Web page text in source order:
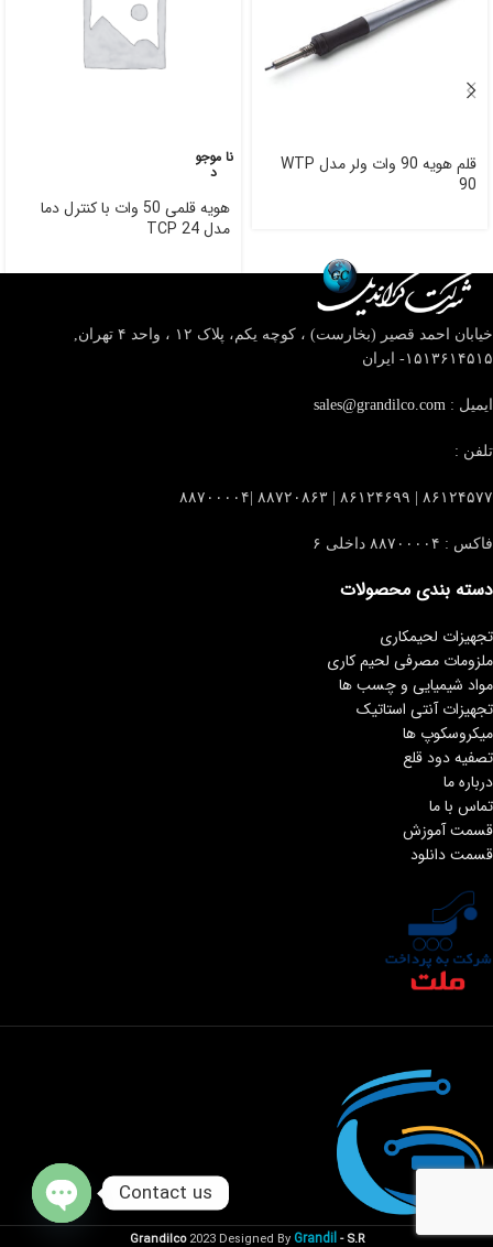
قلم هویه 90 وات ولر مدل WTP
90
نا موجو
د
هویه قلمی 50 وات با کنترل دما
مدل TCP 24
خیابان احمد قصیر (بخارست) ، کوچه یکم، پلاک ۱۲ ، واحد ۴
تهران,
۱۵۱۳۶۱۴۵۱۵- ایران
ایمیل : sales@grandilco.com
تلفن :
۸۶۱۲۴۵۷۷ | ۸۶۱۲۴۶۹۹ | ۸۸۷۲۰۸۶۳ |۸۸۷۰۰۰۰۴
فاکس : ۸۸۷۰۰۰۰۴ داخلی ۶
دسته بندی محصولات
تجهیزات لحیمکاری
ملزومات مصرفی لحیم کاری
مواد شیمیایی و چسب ها
تجهیزات آنتی استاتیک
میکروسکوپ ها
تصفیه دود قلع
درباره ما
تماس با ما
قسمت آموزش
قسمت دانلود
Grandilco 2023 Designed By Grandil- S.R
Contact us
Open